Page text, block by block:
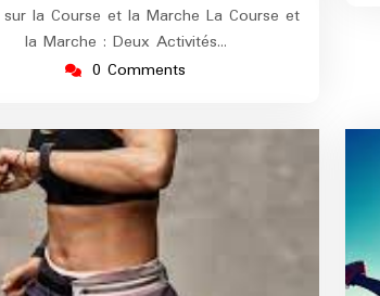
la Course et la Marche La Course et
la Marche : Deux Activités…
0 Comments